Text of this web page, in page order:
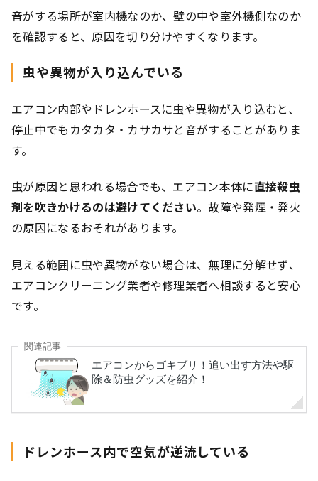
音がする場所が室内機なのか、壁の中や室外機側なのか
を確認すると、原因を切り分けやすくなります。
虫や異物が入り込んでいる
エアコン内部やドレンホースに虫や異物が入り込むと、
停止中でもカタカタ・カサカサと音がすることがありま
す。
虫が原因と思われる場合でも、エアコン本体に直接殺虫
剤を吹きかけるのは避けてください。故障や発煙・発火
の原因になるおそれがあります。
見える範囲に虫や異物がない場合は、無理に分解せず、
エアコンクリーニング業者や修理業者へ相談すると安心
です。
ドレンホース内で空気が逆流している